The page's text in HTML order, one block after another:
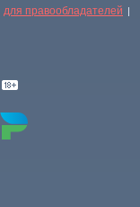
для правообладателей |